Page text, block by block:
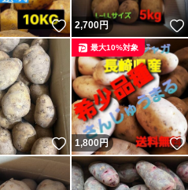
いいね！
2,700円
いいね！
1,800 円
最大10%対象